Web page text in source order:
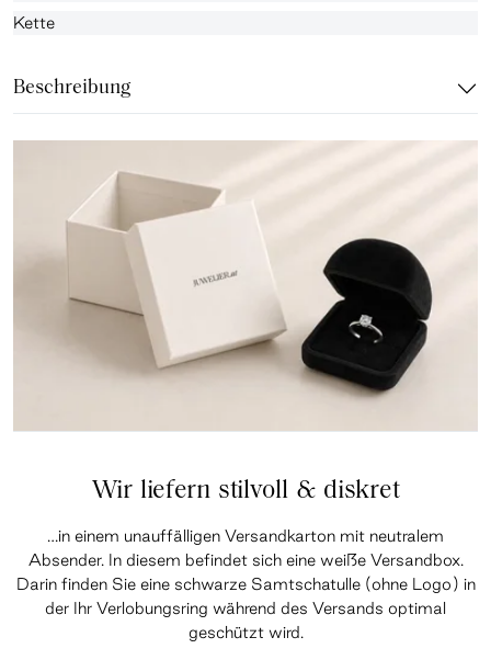
Kette
Beschreibung
Wir liefern stilvoll & diskret
…in einem unauffälligen Versandkarton mit neutralem
Absender. In diesem befindet sich eine weiße Versandbox.
Darin finden Sie eine schwarze Samtschatulle (ohne Logo) in
der Ihr Verlobungsring während des Versands optimal
geschützt wird.